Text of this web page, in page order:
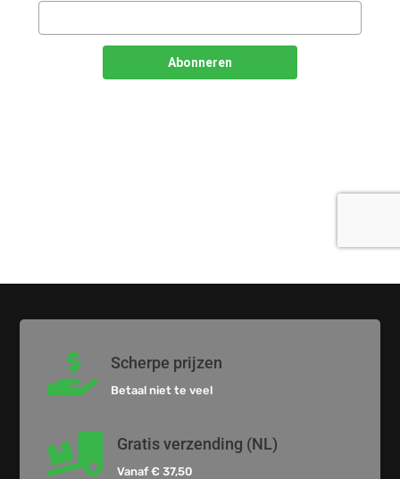
 Scherpe prijzen
Betaal niet te veel
 Gratis verzending (NL)
Vanaf € 37,50